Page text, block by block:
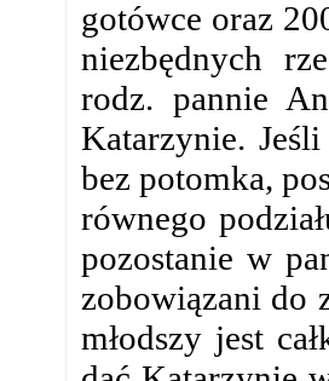
gotówce oraz
niezbędnych
rodz. pannie
Katarzynie.
bez potomka,
równego
pozostanie w
zobowiązani do
młodszy jest